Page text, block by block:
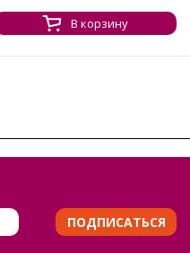
В корзину
ПОДПИСАТЬСЯ